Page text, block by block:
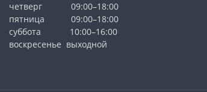
четверг 09:00–18:00
пятница 09:00–18:00
суббота 10:00–16:00
воскресенье выходной